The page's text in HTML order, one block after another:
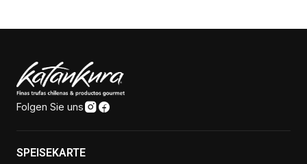
Folgen Sie uns
SPEISEKARTE